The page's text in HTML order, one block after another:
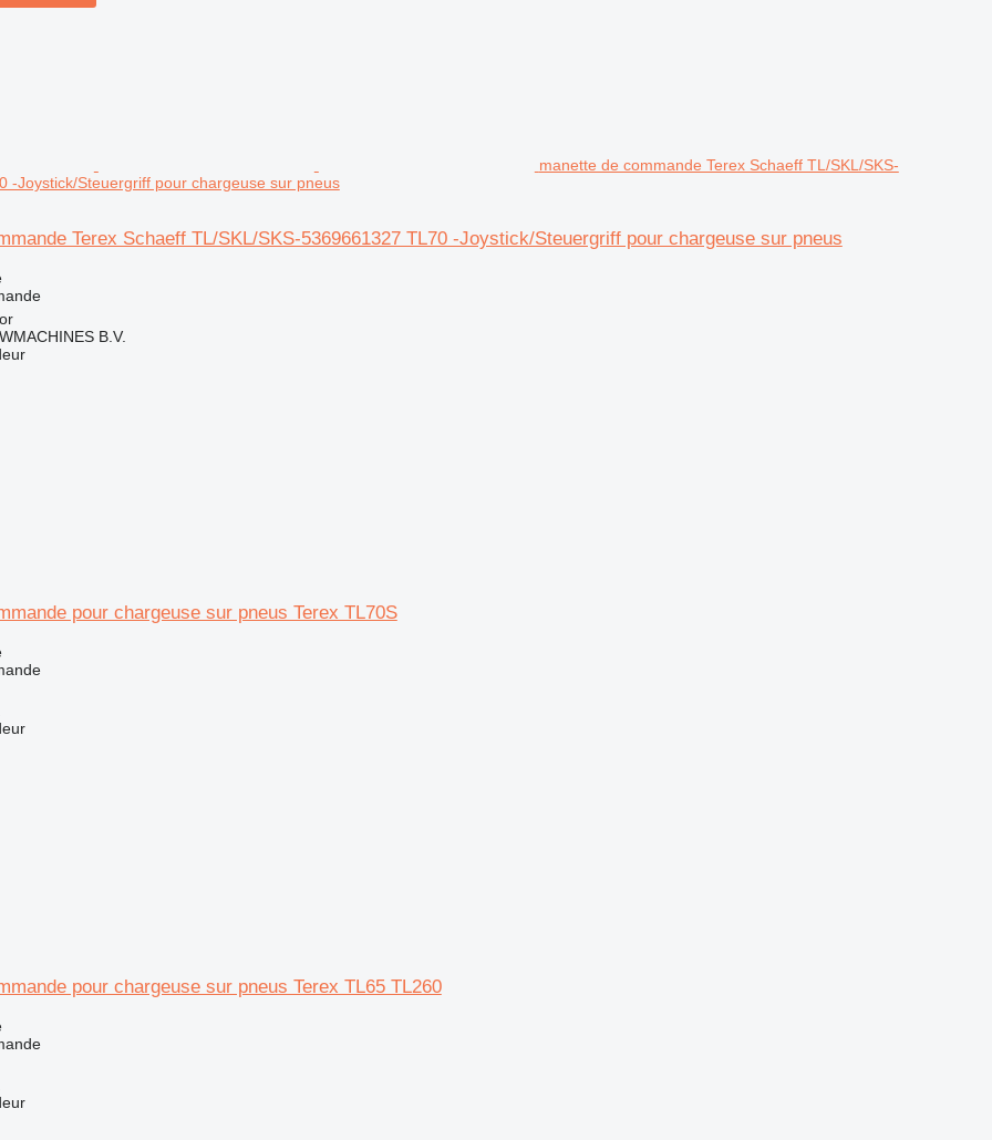
manette de commande Terex Schaeff TL/SKL/SKS-
-Joystick/Steuergriff pour chargeuse sur pneus
Terex Schaeff TL/SKL/SKS-5369661327 TL70 -Joystick/Steuergriff pour chargeuse sur pneus
B.V.
pour chargeuse sur pneus Terex TL70S
pour chargeuse sur pneus Terex TL65 TL260